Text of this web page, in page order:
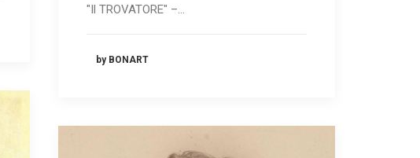
"Il TROVATORE" –…
by BONART